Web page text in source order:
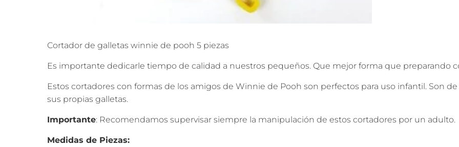
Cortador de galletas winnie de pooh 5 piezas
Es importante dedicarle tiempo de calidad a nuestros pequeños. Que mejor forma que preparando
Estos cortadores con formas de los amigos de Winnie de Pooh son perfectos para uso infantil. Son
sus propias galletas.
Importante: Recomendamos supervisar siempre la manipulación de estos cortadores por un adulto.
Medidas de Piezas: